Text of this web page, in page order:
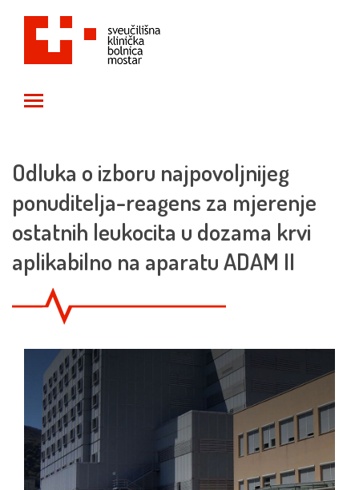
Odluka o izboru najpovoljnijeg
ponuditelja-reagens za mjerenje
ostatnih leukocita u dozama krvi
aplikabilno na aparatu ADAM II